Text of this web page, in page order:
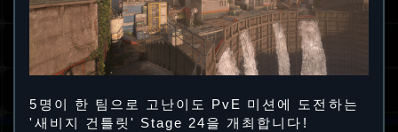
5명이 한 팀으로 고난이도 PvE 미션에 도전하는
'새비지 건틀릿' Stage 24을 개최합니다!